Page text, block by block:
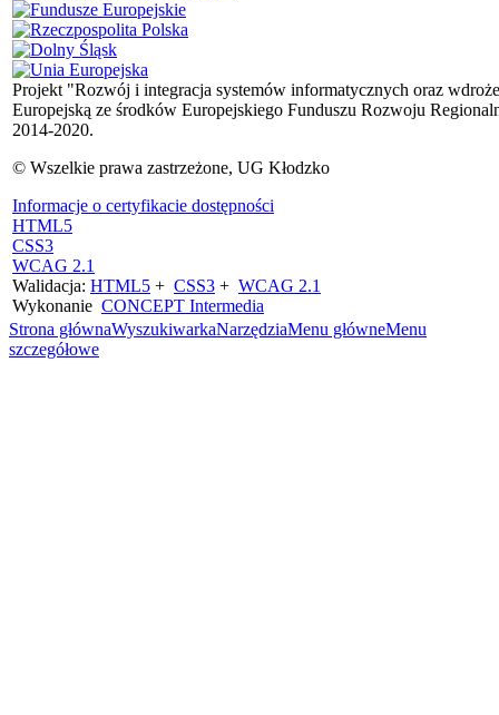
Projekt "Rozwój i integracja systemów informatycznych oraz
Europejską ze środków Europejskiego Funduszu Rozwoju
2014-2020.
© Wszelkie prawa zastrzeżone, UG Kłodzko
Informacje o certyfikacie dostępności
HTML5
CSS3
WCAG 2.1
Walidacja: HTML5 + CSS3 + WCAG 2.1
Wykonanie CONCEPT Intermedia
Strona głównaWyszukiwarkaNarzędziaMenu główneMenu
szczegółowe